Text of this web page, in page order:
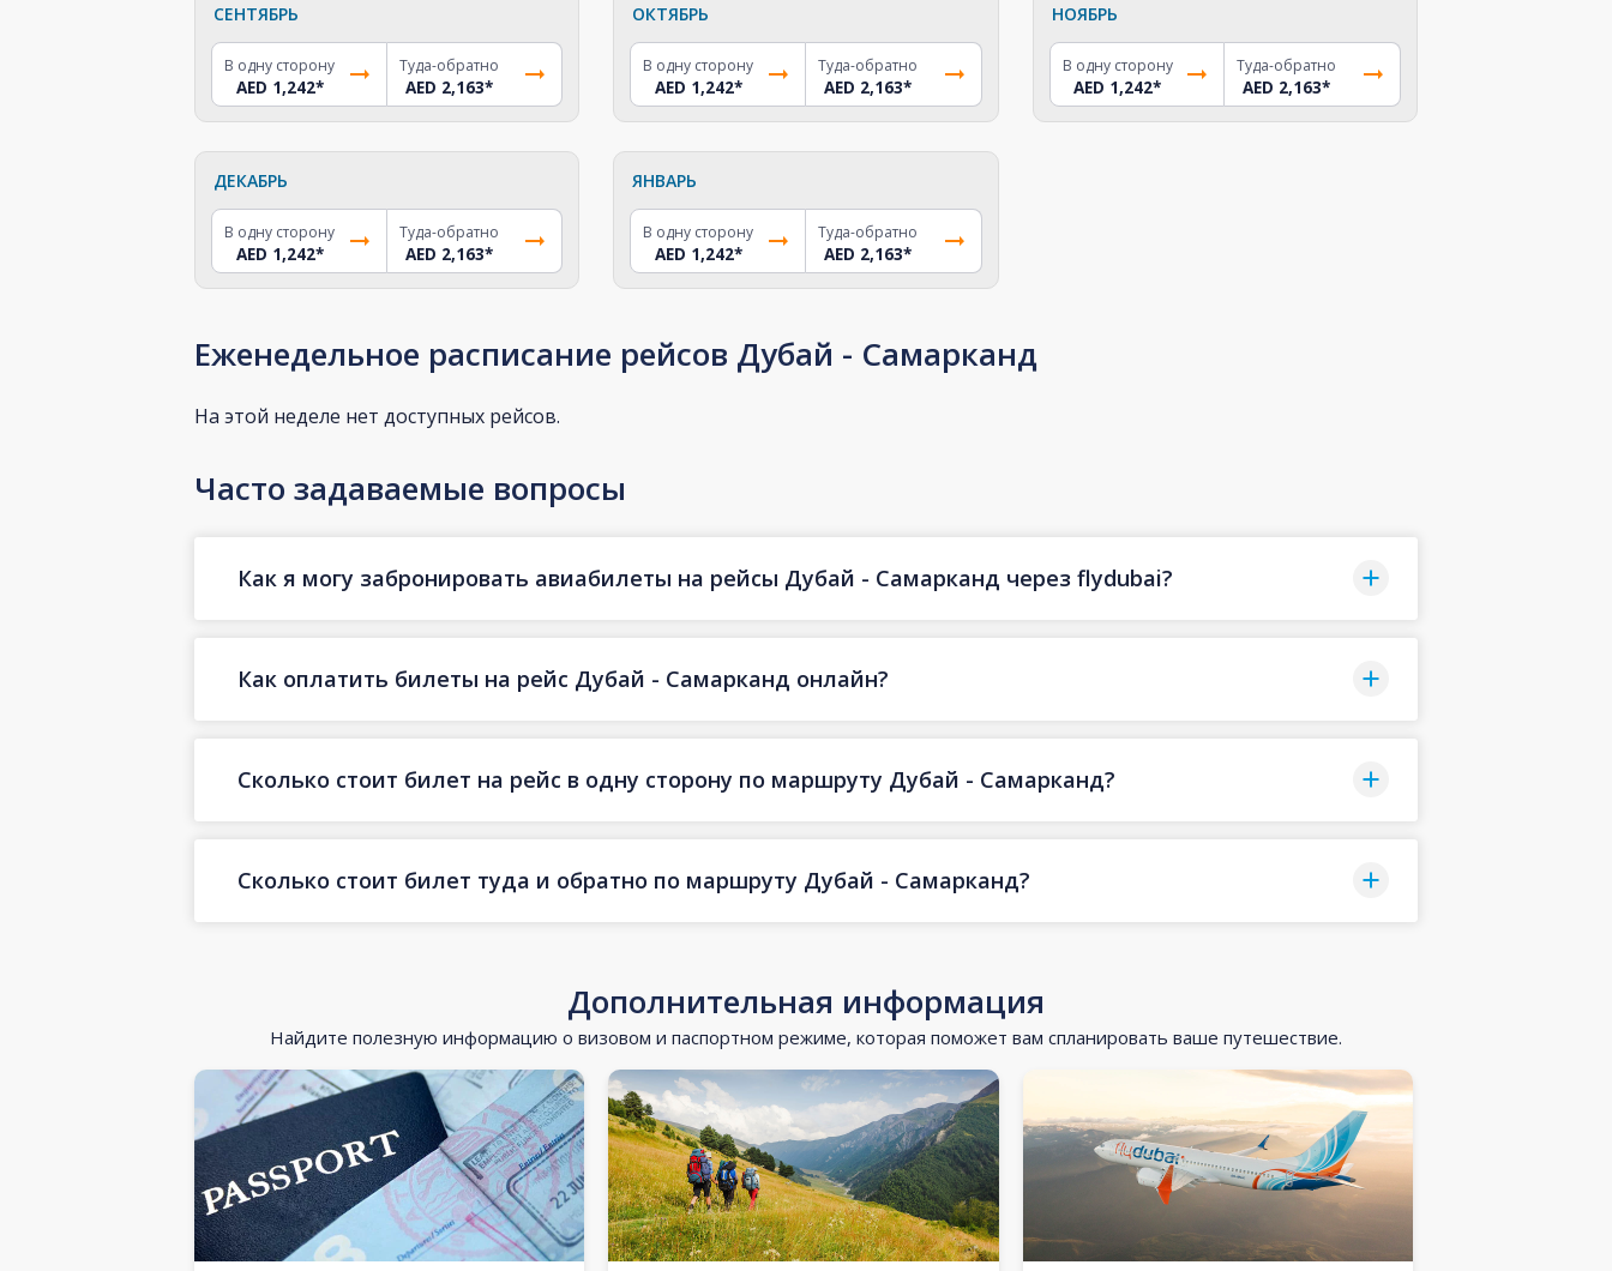
СЕНТЯБРЬ
В одну сторону
AED 1,242*
Туда-обратно
AED 2,163*
ОКТЯБРЬ
В одну сторону
AED 1,242*
Туда-обратно
AED 2,163*
НОЯБРЬ
В одну сторону
AED 1,242*
Туда-обратно
AED 2,163*
ДЕКАБРЬ
В одну сторону
AED 1,242*
Туда-обратно
AED 2,163*
ЯНВАРЬ
В одну сторону
AED 1,242*
Туда-обратно
AED 2,163*
Еженедельное расписание рейсов Дубай - Самарканд
На этой неделе нет доступных рейсов.
Часто задаваемые вопросы
Как я могу забронировать авиабилеты на рейсы Дубай - Самарканд через flydubai?
Как оплатить билеты на рейс Дубай - Самарканд онлайн?
Сколько стоит билет на рейс в одну сторону по маршруту Дубай - Самарканд?
Сколько стоит билет туда и обратно по маршруту Дубай - Самарканд?
Дополнительная информация
Найдите полезную информацию о визовом и паспортном режиме, которая поможет вам спланировать ваше путешествие.